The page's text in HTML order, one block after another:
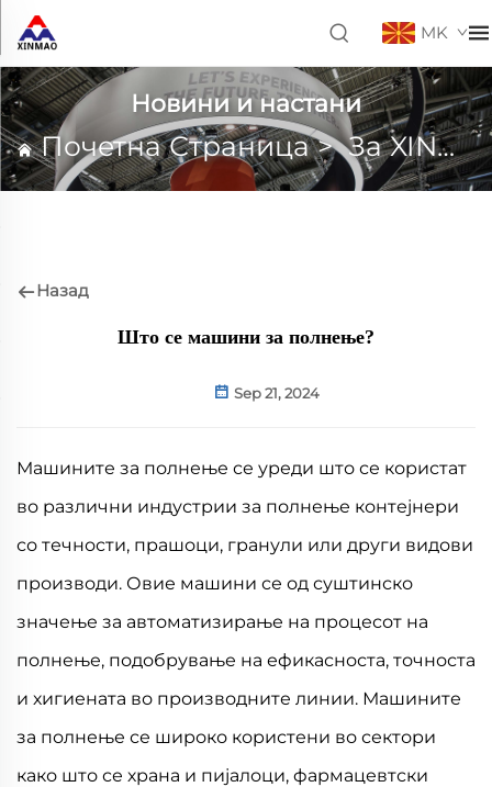
MK
Новини и настани
Почетна Страница>За XINMAO
Назад
Што се машини за полнење?
Sep 21, 2024
Машините за полнење се уреди што се користат
во различни индустрии за полнење контејнери
со течности, прашоци, гранули или други видови
производи. Овие машини се од суштинско
значење за автоматизирање на процесот на
полнење, подобрување на ефикасноста, точноста
и хигиената во производните линии. Машините
за полнење се широко користени во сектори
како што се храна и пијалоци, фармацевтски